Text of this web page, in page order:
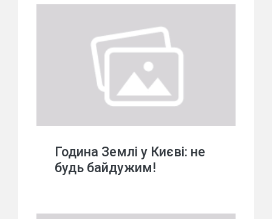
Година Землі у Києві: не
будь байдужим!